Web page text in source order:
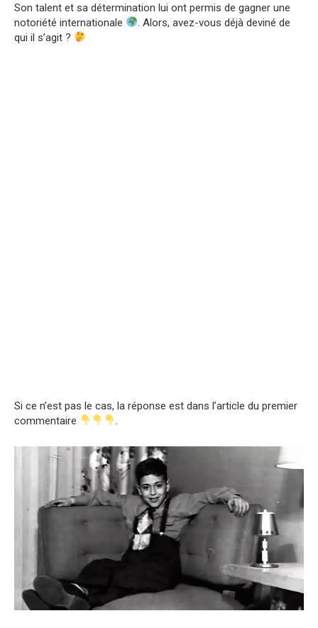
Son talent et sa détermination lui ont permis de gagner une
notoriété internationale
. Alors, avez-vous déjà deviné de
qui il s’agit ?
Si ce n’est pas le cas, la réponse est dans l’article du premier
commentaire
.